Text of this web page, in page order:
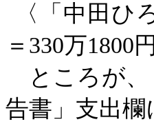
〈「中田ひ
＝ 330万1800
ところが、
告書」支出